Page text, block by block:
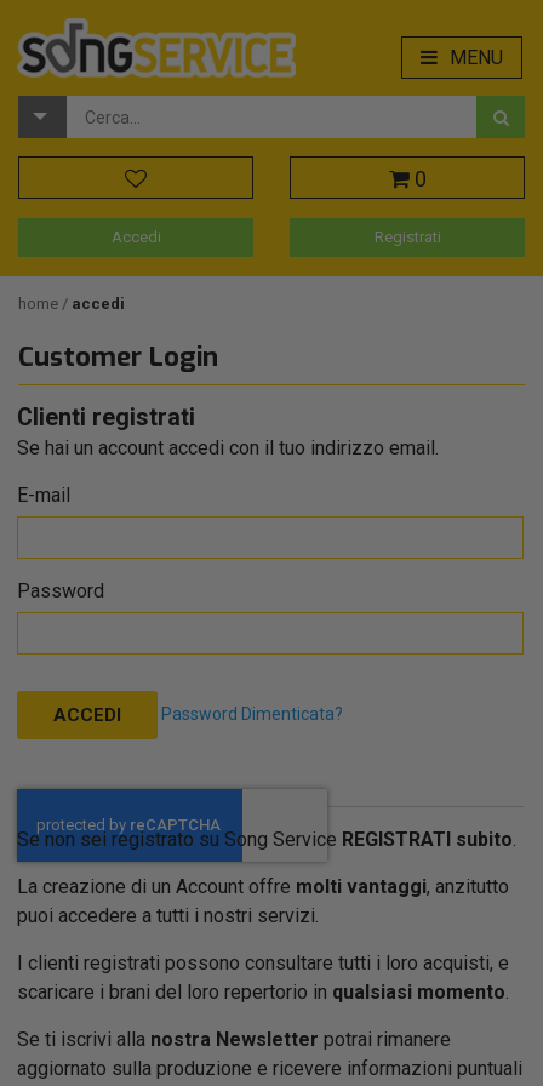
MENU
0
Accedi Registrati
home accedi
Customer Login
Clienti registrati
Se hai un account accedi con il tuo indirizzo email.
E-mail
Password
ACCEDI Password Dimenticata?
Se non sei registrato su Song Service REGISTRATI subito.
La creazione di un Account offre molti vantaggi, anzitutto
puoi accedere a tutti i nostri servizi.
I clienti registrati possono consultare tutti i loro acquisti, e
scaricare i brani del loro repertorio in qualsiasi momento.
Se ti iscrivi alla nostra Newsletter potrai rimanere
aggiornato sulla produzione e ricevere informazioni puntuali